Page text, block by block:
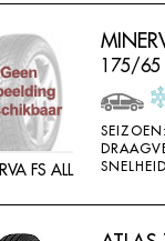
FS ALL
175/65